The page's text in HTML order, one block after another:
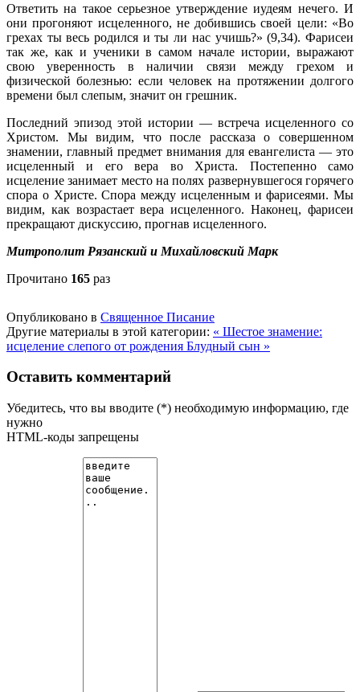
Ответить на такое серьезное утверждение иудеям нечего. И
они прогоняют исцеленного, не добившись своей цели: «Во
грехах ты весь родился и ты ли нас учишь?» (9,34). Фарисеи
так же, как и ученики в самом начале истории, выражают
свою уверенность в наличии связи между грехом и
физической болезнью: если человек на протяжении долгого
времени был слепым, значит он грешник.
Последний эпизод этой истории — встреча исцеленного со
Христом. Мы видим, что после рассказа о совершенном
знамении, главный предмет внимания для евангелиста — это
исцеленный и его вера во Христа. Постепенно само
исцеление занимает место на полях развернувшегося горячего
спора о Христе. Спора между исцеленным и фарисеями. Мы
видим, как возрастает вера исцеленного. Наконец, фарисеи
прекращают дискуссию, прогнав исцеленного.
Митрополит Рязанский и Михайловский Марк
Прочитано 165 раз
Опубликовано в Священное Писание
Другие материалы в этой категории: « Шестое знамение:
исцеление слепого от рождения Блудный сын »
Оставить комментарий
Убедитесь, что вы вводите (*) необходимую информацию, где
нужно
HTML-коды запрещены